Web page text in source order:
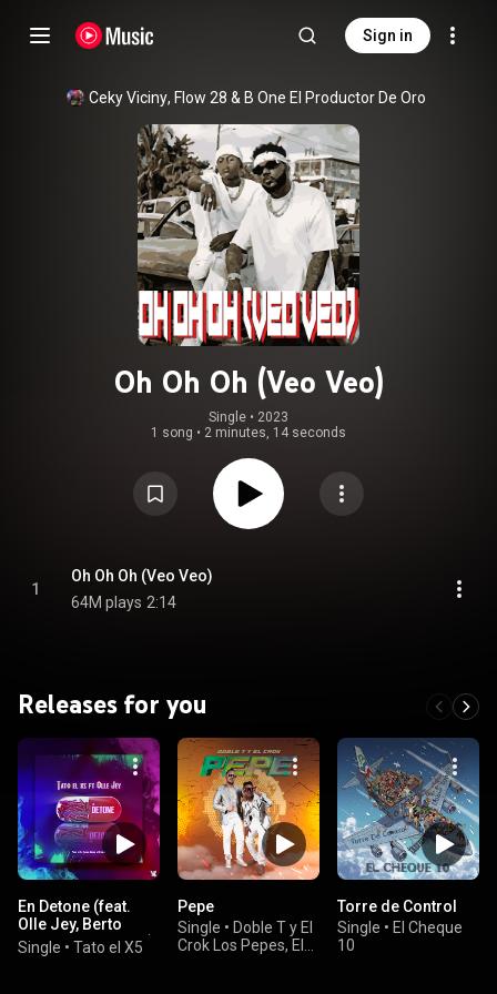
Sign in
Ceky Viciny, Flow 28 & B One El Productor De Oro
Oh Oh Oh (Veo Veo)
Single • 2023
1 song • 2 minutes, 14 seconds
1
Oh Oh Oh (Veo Veo)
64M plays 2:14
Releases for you
En Detone (feat.
Olle Jey, Berto
Lokera & Drumz Lt)
Single • Tato el X5
Pepe
Single • Doble T y El
Crok Los Pepes, El
Torre de Control
Single • El Cheque
10